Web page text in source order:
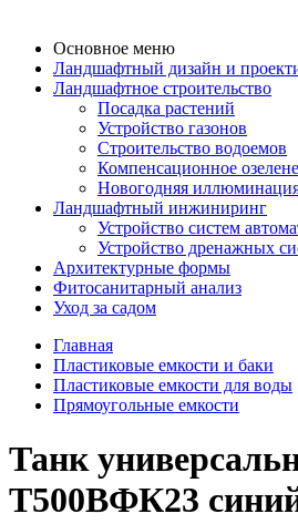
Основное меню
Ландшафтный дизайн и
Ландшафтное строительство
Посадка растений
Устройство газонов
Строительство водоемов
Компенсационное
Новогодняя
Ландшафтный инжиниринг
Устройство систем
Устройство дренажных
Aрхитектурные формы
Фитосанитарный анализ
Уход за садом
Главная
Пластиковые емкости и баки
Пластиковые емкости для воды
Прямоугольные емкости
Танк
Т500ВФК23